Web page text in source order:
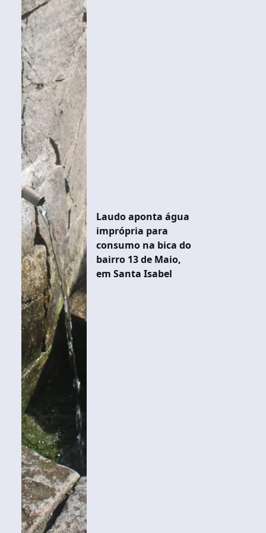
Laudo aponta água
imprópria para
consumo na bica do
bairro 13 de Maio,
em Santa Isabel